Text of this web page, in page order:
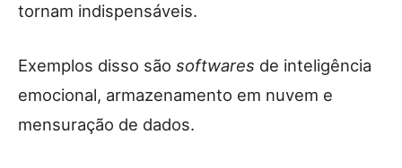
tornam indispensáveis.
Exemplos disso são softwares de inteligência
emocional, armazenamento em nuvem e
mensuração de dados.